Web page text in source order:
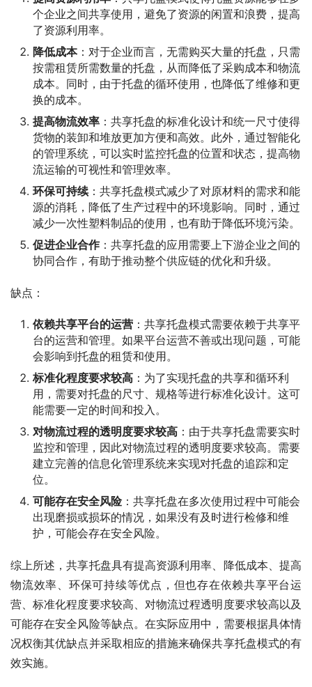
个企业之间共享使用，避免了资源的闲置和浪费，提高
了资源利用率。
降低成本：对于企业而言，无需购买大量的托盘，只需
按需租赁所需数量的托盘，从而降低了采购成本和物流
成本。同时，由于托盘的循环使用，也降低了维修和更
换的成本。
提高物流效率 ：共享托盘的标准化设计和统一尺寸使得
货物的装卸和堆放更加方便和高效。此外，通过智能化
的管理系统，可以实时监控托盘的位置和状态，提高物
流运输的可视性和管理效率。
环保可持续：共享托盘模式减少了对原材料的需求和能
源的消耗，降低了生产过程中的环境影响。同时，通过
减少一次性塑料制品的使用，也有助于降低环境污染。
促进企业合作：共享托盘的应用需要上下游企业之间的
协同合作，有助于推动整个供应链的优化和升级。
缺点：
依赖共享平台的运营 ：共享托盘模式需要依赖于共享平
台的运营和管理。如果平台运营不善或出现问题，可能
会影响到托盘的租赁和使用。
标准化程度要求较高 ：为了实现托盘的共享和循环利
用，需要对托盘的尺寸、规格等进行标准化设计。这可
能需要一定的时间和投入。
对物流过程的透明度要求较高 ：由于共享托盘需要实时
监控和管理，因此对物流过程的透明度要求较高。需要
建立完善的信息化管理系统来实现对托盘的追踪和定
位。
可能存在安全风险：共享托盘在多次使用过程中可能会
出现磨损或损坏的情况，如果没有及时进行检修和维
护，可能会存在安全风险。
综上所述，共享托盘具有提高资源利用率、降低成本、提高
物流效率、环保可持续等优点，但也存在依赖共享平台运
营、标准化程度要求较高、对物流过程透明度要求较高以及
可能存在安全风险等缺点。在实际应用中，需要根据具体情
况权衡其优缺点并采取相应的措施来确保共享托盘模式的有
效实施。